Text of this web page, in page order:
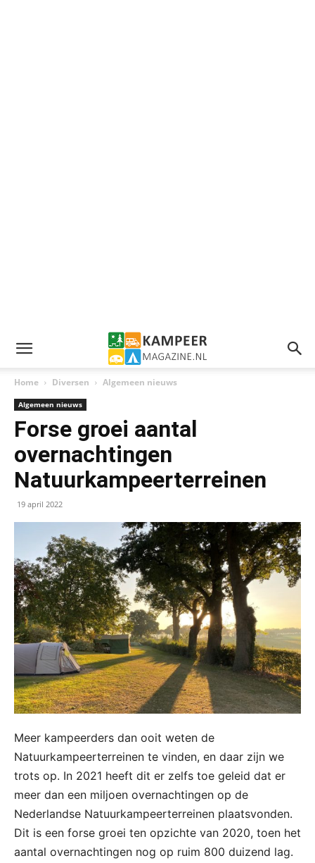
Home Diversen Algemeen nieuws
Algemeen nieuws
Forse groei aantal
overnachtingen
Natuurkampeerterreinen
19 april 2022
Meer kampeerders dan ooit weten de
Natuurkampeerterreinen te vinden, en daar zijn we
trots op. In 2021 heeft dit er zelfs toe geleid dat er
meer dan een miljoen overnachtingen op de
Nederlandse Natuurkampeerterreinen plaatsvonden.
Dit is een forse groei ten opzichte van 2020, toen het
aantal overnachtingen nog op ruim 800 duizend lag.